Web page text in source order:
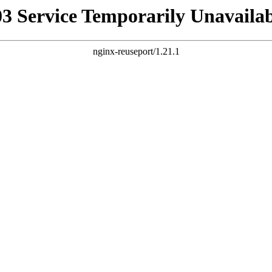
Service Temporarily
nginx-reuseport/1.21.1